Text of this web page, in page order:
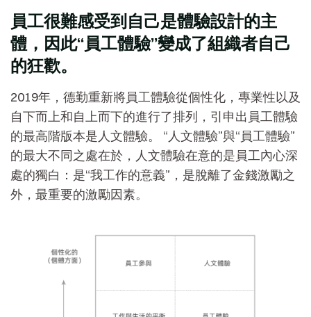
員工很難感受到自己是體驗設計的主
體，因此“員工體驗”變成了組織者自己
的狂歡。
2019年，德勤重新將員工體驗從個性化，專業性以及
自下而上和自上而下的進行了排列，引申出員工體驗
的最高階版本是人文體驗。 “人文體驗”與“員工體驗”
的最大不同之處在於，人文體驗在意的是員工內心深
處的獨白：是“我工作的意義”，是脫離了金錢激勵之
外，最重要的激勵因素。